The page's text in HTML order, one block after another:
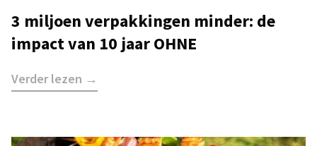
3 miljoen verpakkingen minder: de
impact van 10 jaar OHNE
Verder lezen →